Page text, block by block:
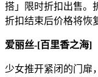
搭」限时折扣出售。
折扣结束后价格将恢
爱丽丝-[百里香之海]
少女推开紧闭的门扉